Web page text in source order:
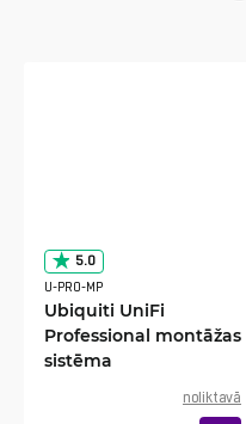
5.0
U-PRO-MP
Ubiquiti UniFi
Professional montāžas
sistēma
noliktavā